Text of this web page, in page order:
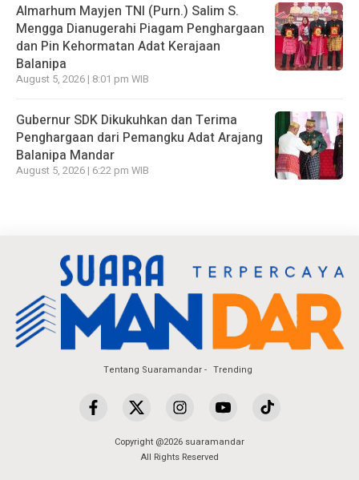
Almarhum Mayjen TNI (Purn.) Salim S.
Mengga Dianugerahi Piagam Penghargaan
dan Pin Kehormatan Adat Kerajaan
Balanipa
August 5, 2026 | 8:01 pm WIB
Gubernur SDK Dikukuhkan dan Terima
Penghargaan dari Pemangku Adat Arajang
Balanipa Mandar
August 5, 2026 | 6:22 pm WIB
Tentang Suaramandar Trending
Copyright @2026 suaramandar
All Rights Reserved